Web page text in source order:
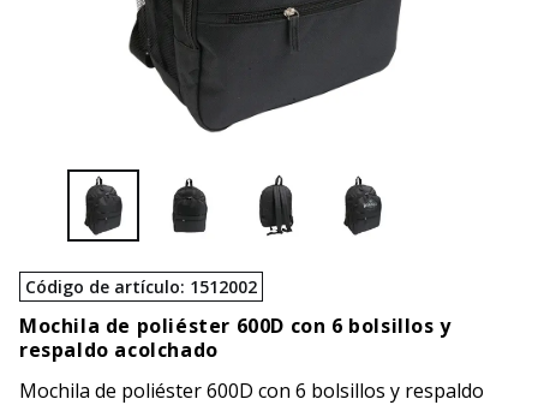
Código de artículo: 1512002
Mochila de poliéster 600D con 6 bolsillos y
respaldo acolchado
Mochila de poliéster 600D con 6 bolsillos y respaldo